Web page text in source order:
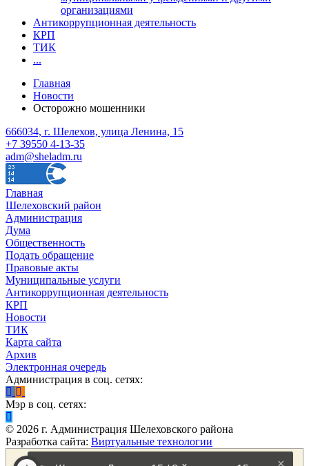
организациями
Антикоррупционная деятельность
КРП
ТИК
...
Главная
Новости
Осторожно мошенники
666034, г. Шелехов, улица Ленина, 15
+7 39550 4-13-35
adm@sheladm.ru
Главная
Шелеховский район
Администрация
Дума
Общественность
Подать обращение
Правовые акты
Муниципальные услуги
Антикоррупционная деятельность
КРП
Новости
ТИК
Карта сайта
Архив
Электронная очередь
Администрация в соц. сетях:
Мэр в соц. сетях:
© 2026 г. Администрация Шелеховского района
Разработка сайта: Виртуальные технологии